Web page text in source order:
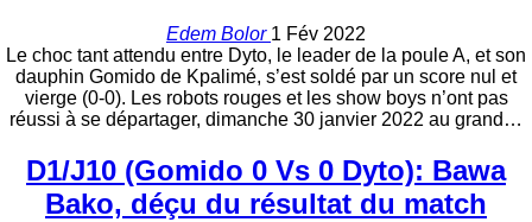
Edem Bolor 1 Fév 2022
Le choc tant attendu entre Dyto, le leader de la poule A, et son
dauphin Gomido de Kpalimé, s’est soldé par un score nul et
vierge (0-0). Les robots rouges et les show boys n’ont pas
réussi à se départager, dimanche 30 janvier 2022 au grand…
D1/J10 (Gomido 0 Vs 0 Dyto): Bawa
Bako, déçu du résultat du match